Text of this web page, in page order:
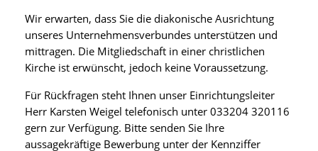
Wir erwarten, dass Sie die diakonische Ausrichtung
unseres Unternehmensverbundes unterstützen und
mittragen. Die Mitgliedschaft in einer christlichen
Kirche ist erwünscht, jedoch keine Voraussetzung.
Für Rückfragen steht Ihnen unser Einrichtungsleiter
Herr Karsten Weigel telefonisch unter 033204 320116
gern zur Verfügung. Bitte senden Sie Ihre
aussagekräftige Bewerbung unter der Kennziffer